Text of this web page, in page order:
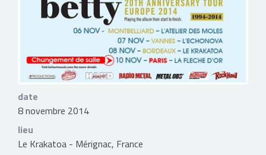
date
8 novembre 2014
lieu
Le Krakatoa - Mérignac, France